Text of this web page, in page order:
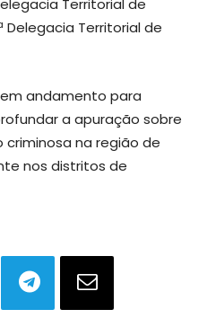
Territorial de
Delegacia Territorial de
andamento para
a apuração sobre
na região de
nos distritos de